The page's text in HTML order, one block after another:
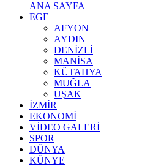
ANA SAYFA
EGE
AFYON
AYDIN
DENİZLİ
MANİSA
KÜTAHYA
MUĞLA
UŞAK
İZMİR
EKONOMİ
VİDEO GALERİ
SPOR
DÜNYA
KÜNYE